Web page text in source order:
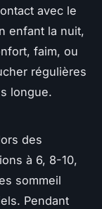
avec le
enfant la nuit,
faim, ou
régulières
longue.
des
à 6, 8-10,
sommeil
Pendant